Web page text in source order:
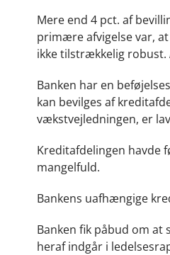
Mere end 4 pct. af
primære afvigelse var,
ikke tilstrækkelig robust.
Banken har en
kan bevilges af
vækstvejledningen, er
Kreditafdelingen havde
mangelfuld.
Bankens uafhængige
Banken fik påbud om
heraf indgår i